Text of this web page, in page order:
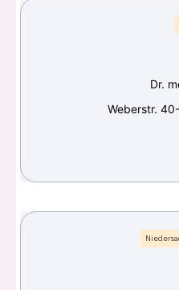
Dr.
Weberstr.